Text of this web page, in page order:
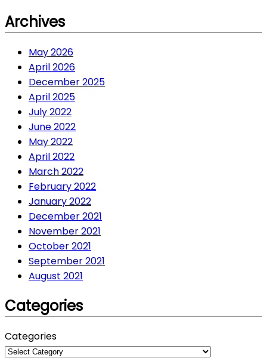
Archives
May 2026
April 2026
December 2025
April 2025
July 2022
June 2022
May 2022
April 2022
March 2022
February 2022
January 2022
December 2021
November 2021
October 2021
September 2021
August 2021
Categories
Categories